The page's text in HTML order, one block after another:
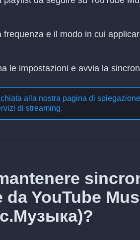
frequenza e il modo in cui
le impostazioni e avvia la
alla nostra pagina di
di streaming.
da YouTube